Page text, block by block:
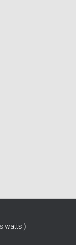
watts )